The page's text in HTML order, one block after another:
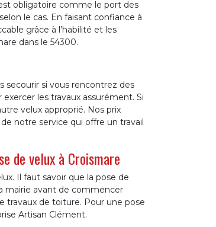
obligatoire comme le port des
le cas. En faisant confiance à
grâce à l’habilité et les
dans le 54300.
secourir si vous rencontrez des
les travaux assurément. Si
velux approprié. Nos prix
notre service qui offre un travail
de velux à Croismare
Il faut savoir que la pose de
mairie avant de commencer
travaux de toiture. Pour une pose
Artisan Clément.